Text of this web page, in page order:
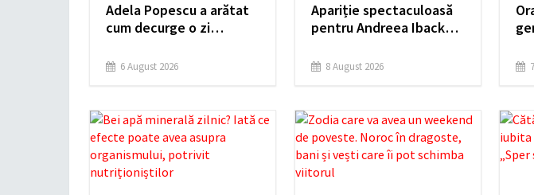
Adela Popescu a arătat
cum decurge o zi
„Radu mă așteaptă”
6 August 2026
Apariție spectaculoasă
pentru Andreea Ibacka
i-a pus în valoare silueta
8 August 2026
și